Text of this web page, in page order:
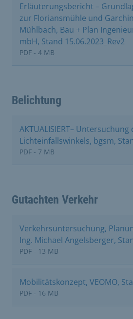
Erläuterungsbericht –
zur Floriansmühle und
Mühlbach, Bau + Plan
mbH, Stand 15.06.2023_Rev2
PDF - 4 MB
Belichtung
AKTUALISIERT– Untersuchung
Lichteinfallswinkels, bgsm,
PDF - 7 MB
Gutachten Verkehr
Verkehrsuntersuchung,
Ing. Michael Angelsberger,
PDF - 13 MB
Mobilitätskonzept, VEOMO,
PDF - 16 MB